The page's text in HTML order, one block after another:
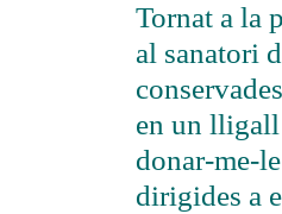
Tornat a la
al sanatori
en un lligall
donar-me-
dirigides a